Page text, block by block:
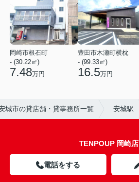
岡崎市根石町
- (30.22㎡)
7.48万円
豊田市木瀬町横枕
- (99.33㎡)
16.5万円
城市の貸店舗・貸事務所一覧 安城駅
TENPOUP 岡崎店
電話をする